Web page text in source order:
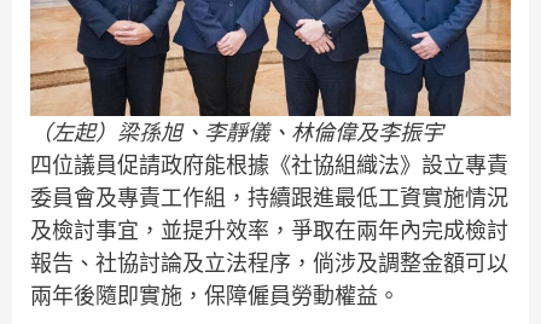
（左起）梁孫旭、李靜儀、林倫偉及李振宇
四位議員促請政府能根據《社協組織法》設立專責
委員會及專責工作組，持續跟進最低工資實施情況
及檢討事宜，並提升效率，爭取在兩年內完成檢討
報告、社協討論及立法程序，倘涉及調整金額可以
兩年後隨即實施，保障僱員勞動權益。